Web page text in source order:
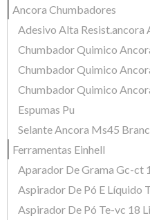
Ancora Chumbadores
Adesivo Alta Resist.ancora
Chumbador Quimico
Chumbador Quimico
Chumbador Quimico
Espumas Pu
Selante Ancora Ms45
Ferramentas Einhell
Aparador De Grama Gc-ct
Aspirador De Pó E Líquido
Aspirador De Pó Te-vc 18